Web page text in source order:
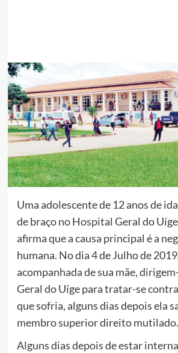
Uma adolescente de 12 anos de
de braço no Hospital Geral do
afirma que a causa principal é a
humana. No dia 4 de Julho de
acompanhada de sua mãe,
Geral do Uíge para tratar-se
que sofria, alguns dias depois ela
membro superior direito mutilado.
Alguns dias depois de estar